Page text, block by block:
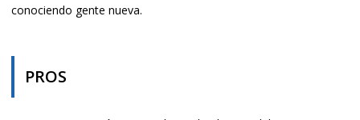
conociendo gente nueva.
PROS